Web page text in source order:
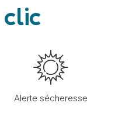
clic
Alerte sécheresse